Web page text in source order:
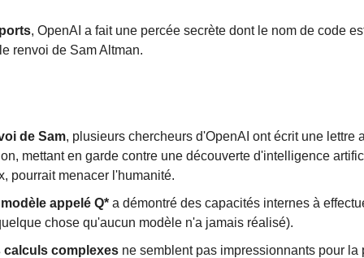
, OpenAI a fait une percée secrète dont le nom de code
renvoi de Sam Altman.
de Sam, plusieurs chercheurs d'OpenAI ont écrit une lettre
mettant en garde contre une découverte d'intelligence
pourrait menacer l'humanité.
appelé Q* a démontré des capacités internes à
chose qu'aucun modèle n'a jamais réalisé).
calculs complexes ne semblent pas impressionnants pour la